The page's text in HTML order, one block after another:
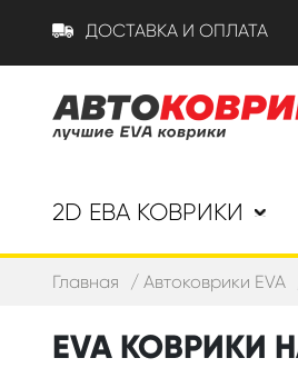
ДОСТАВКА И ОПЛАТА
2D ЕВА КОВРИКИ
Главная Автоковрики EVA
EVA КОВРИКИ